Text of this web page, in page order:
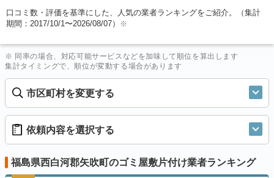
口コミ数・評価を基準にした、人気の業者ランキングをご紹介。（集計
期間：2017/10/1〜2026/08/07） ※
※ 同率の場合、対応可能サービスなどを加味して順位を算出します
集計タイミングで、順位が変動する場合があります
市区町村を変更する
依頼内容を選択する
福島県西白河郡矢吹町のゴミ屋敷片付け業者ランキング